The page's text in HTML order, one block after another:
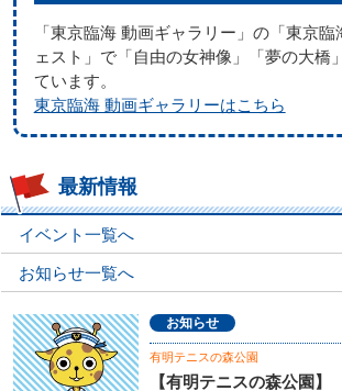
「東京臨海 動画ギャラリー」の「東京
ェスト」で「自由の女神像」「夢の大橋
ています。
東京臨海 動画ギャラリーはこちら
最新情報
イベント一覧へ
お知らせ一覧へ
お知らせ
有明テニスの森公園
【有明テニスの森公園